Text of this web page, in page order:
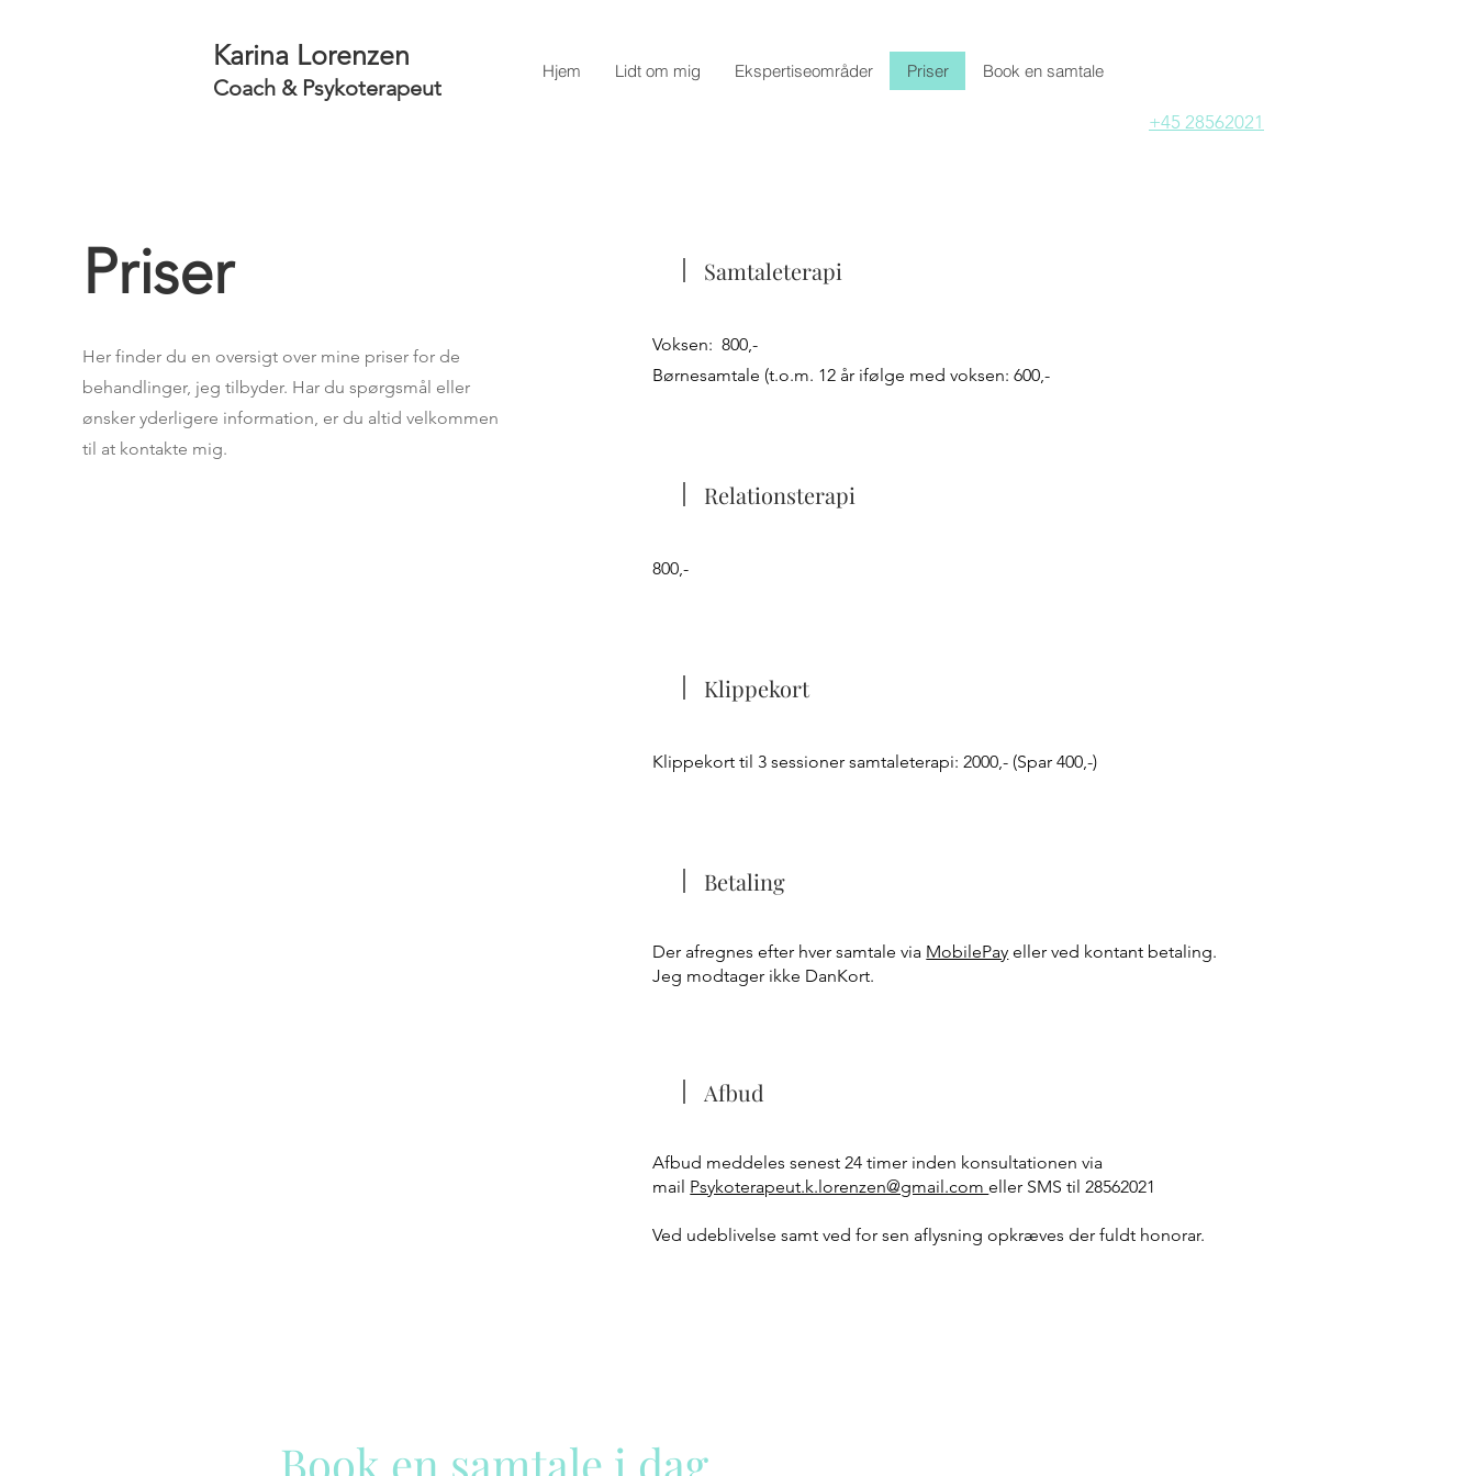
Karina Lorenzen
Coach & Psykoterapeut
Hjem Lidt om mig Ekspertiseområder Priser Book en samtale
+45 28562021
Priser
Her finder du en oversigt over mine priser for de
behandlinger, jeg tilbyder. Har du spørgsmål eller
ønsker yderligere information, er du altid velkommen
til at kontakte mig.
Samtaleterapi
Voksen: 800,-
Børnesamtale (t.o.m. 12 år ifølge med voksen: 600,-
Relationsterapi
800,-
Klippekort
Klippekort til 3 sessioner samtaleterapi: 2000,- (Spar 400,-)
Betaling
Der afregnes efter hver samtale via MobilePay eller ved kontant betaling.
Jeg modtager ikke DanKort.
Afbud
Afbud meddeles senest 24 timer inden konsultationen via
mail Psykoterapeut.k.lorenzen@gmail.comeller SMS til 28562021
Ved udeblivelse samt ved for sen aflysning opkræves der fuldt honorar.
Book en samtale i dag